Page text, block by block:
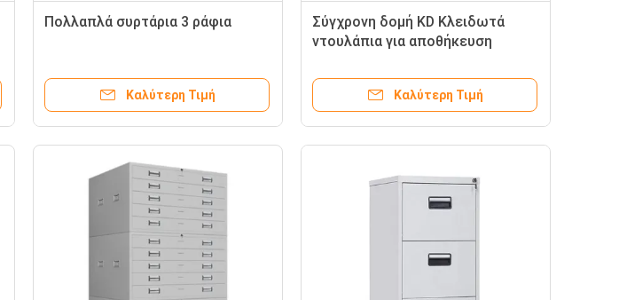
Πολλαπλά συρτάρια 3 ράφια
Καλύτερη Τιμή
Σύγχρονη δομή KD Κλειδωτά
ντουλάπια για αποθήκευση
Καλύτερη Τιμή